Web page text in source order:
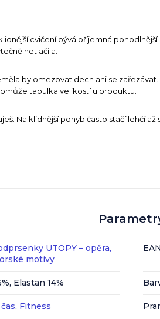
cvičení bývá příjemná
netlačila.
by omezovat dech ani se
tabulka velikostí u produktu.
Na klidnější pohyb často stačí lehčí
UTOPY – opěra,
motivy
EAN
Elastan 14%
, Fitness